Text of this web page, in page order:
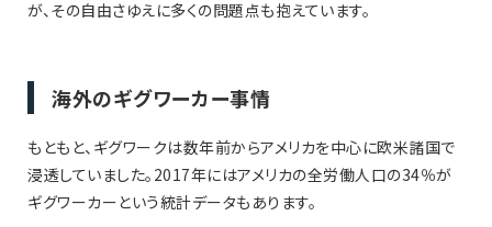
が、その自由さゆえに多くの問題点も抱えています。
海外のギグワーカー事情
もともと、ギグワークは数年前からアメリカを中心に欧米諸国で
浸透していました。2017年にはアメリカの全労働人口の34％が
ギグワーカーという統計データもあります。